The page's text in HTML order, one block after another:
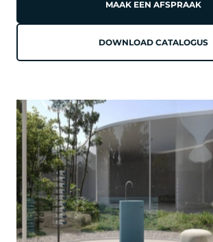
MAAK EEN AFSPRAAK
DOWNLOAD CATALOGUS